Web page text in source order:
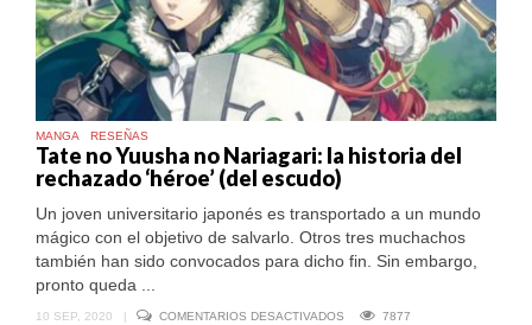
MANGA RESEÑAS
Tate no Yuusha no Nariagari: la historia del
rechazado ‘héroe’ (del escudo)
Un joven universitario japonés es transportado a un mundo
mágico con el objetivo de salvarlo. Otros tres muchachos
también han sido convocados para dicho fin. Sin embargo,
pronto queda ...
10 SEP, 2020 | COMENTARIOS DESACTIVADOS 7877